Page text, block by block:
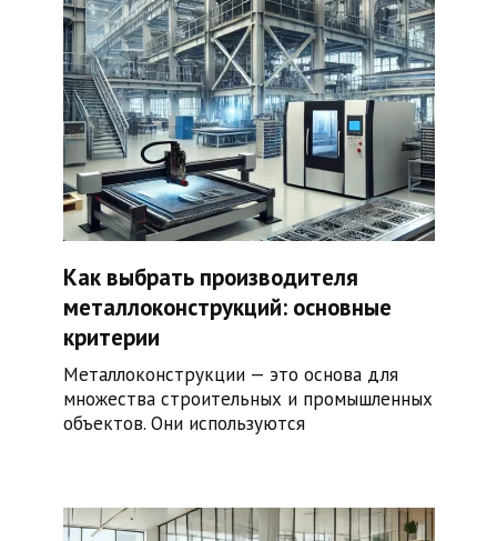
Как выбрать производителя
металлоконструкций: основные
критерии
Металлоконструкции — это основа для
множества строительных и промышленных
объектов. Они используются